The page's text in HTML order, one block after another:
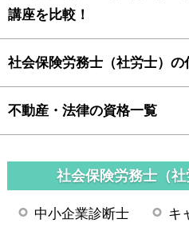
講座を比較！
社会保険労務士（社労士）
不動産・法律の資格一覧
社会保険労務士（
中小企業診断士 キ